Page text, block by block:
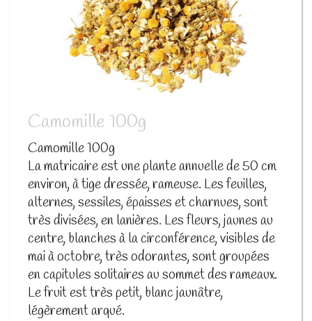
Camomille 100g
Camomille 100g
La matricaire est une plante annuelle de 50 cm
environ, à tige dressée, rameuse. Les feuilles,
alternes, sessiles, épaisses et charnues, sont
très divisées, en lanières. Les fleurs, jaunes au
centre, blanches à la circonférence, visibles de
mai à octobre, très odorantes, sont groupées
en capitules solitaires au sommet des rameaux.
Le fruit est très petit, blanc jaunâtre,
légèrement arqué.